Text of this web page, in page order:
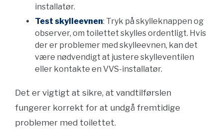
installatør.
Test skylleevnen: Tryk på skylleknappen og
observer, om toilettet skylles ordentligt. Hvis
der er problemer med skylleevnen, kan det
være nødvendigt at justere skylleventilen
eller kontakte en VVS-installatør.
Det er vigtigt at sikre, at vandtilførslen
fungerer korrekt for at undgå fremtidige
problemer med toilettet.